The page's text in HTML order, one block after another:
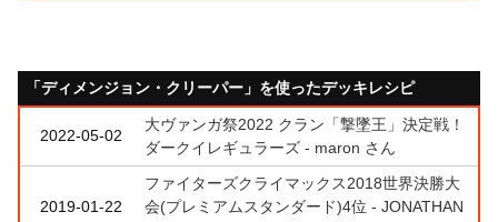
「ディメンジョン・クリーパー」を使ったデッキレシピ
2022-05-02
大ヴァンガ祭2022 クラン「撃墜王」決定戦！
ダークイレギュラーズ - maron さん
2019-01-22
ファイターズクライマックス2018世界決勝大
会(プレミアムスタンダード)4位 - JONATHAN